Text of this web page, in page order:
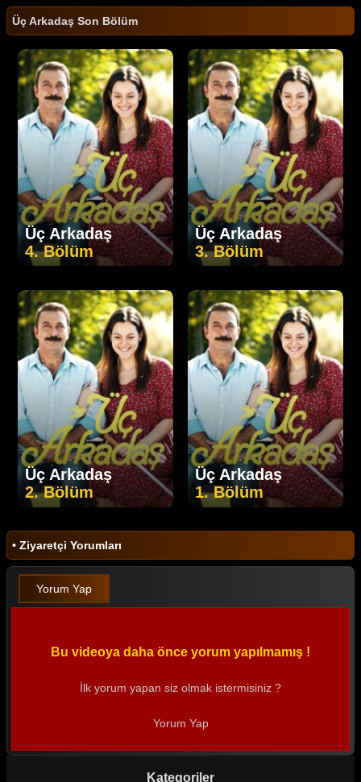
Üç Arkadaş Son Bölüm
Üç Arkadaş
4. Bölüm
Üç Arkadaş
3. Bölüm
Üç Arkadaş
2. Bölüm
Üç Arkadaş
1. Bölüm
• Ziyaretçi Yorumları
Yorum Yap
Bu videoya daha önce yorum yapılmamış !
İlk yorum yapan siz olmak istermisiniz ?
Yorum Yap
Kategoriler